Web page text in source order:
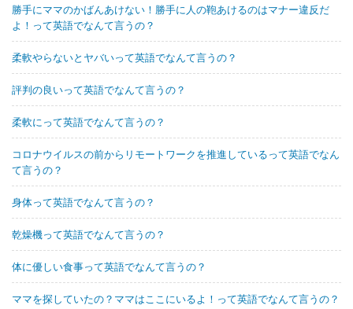
勝手にママのかばんあけない！勝手に人の鞄あけるのはマナー違反だ
よ！って英語でなんて言うの？
柔軟やらないとヤバいって英語でなんて言うの？
評判の良いって英語でなんて言うの？
柔軟にって英語でなんて言うの？
コロナウイルスの前からリモートワークを推進しているって英語でなん
て言うの？
身体って英語でなんて言うの？
乾燥機って英語でなんて言うの？
体に優しい食事って英語でなんて言うの？
ママを探していたの？ママはここにいるよ！って英語でなんて言うの？